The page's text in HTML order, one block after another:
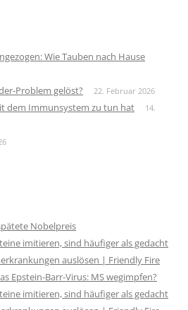
Wie Tauben nach Hause
Problem gelöst? 22. Februar 2026
dem Immunsystem zu tun hat
14.
Nobelpreis
imitieren, sind häufiger als gedacht
auslösen | Friendly Fire
Epstein-Barr-Virus: MS wegimpfen?
imitieren, sind häufiger als gedacht